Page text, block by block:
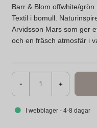
Barr & Blom offwhite/
Textil i bomull.
Arvidsson Mars som ger
och en fräsch atmosfär i
- +
I webblager - 4-8 dagar